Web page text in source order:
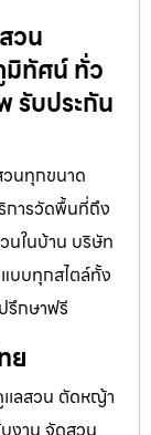
วน
ทัศน์ ทั่ว
รับประกัน
นทุกขนาด
การวัดพื้นที่ถึง
นในบ้าน บริษัท
บบทุกสไตล์ทั้ง
รึกษาฟรี
ย
เลสวน ตัดหญ้า